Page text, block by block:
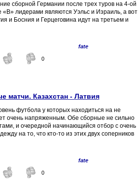
сборной Германии после трех туров на 4-ой
лидерами являются Уэльс и Израиль, а вот
и Босния и Герцеговина идут на третьем и
fate
0
матчи. Казахстан - Латвия
футбола у которых находиться на не
очень напряженным. Обе сборные не сильно
и очередной начинающийся отбор с очень
на то, что кто-то из этих двух соперников
fate
0